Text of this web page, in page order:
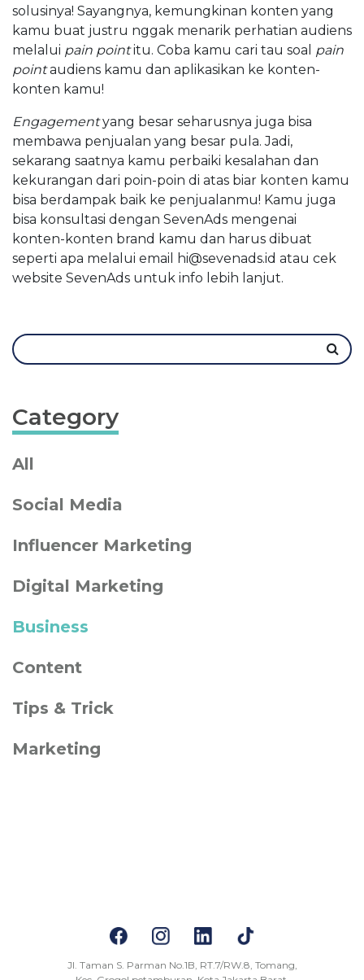
solusinya! Sayangnya, kemungkinan konten yang
kamu buat justru nggak menarik perhatian audiens
melalui pain pointitu. Coba kamu cari tau soal pain
pointaudiens kamu dan aplikasikan ke konten-
konten kamu!
Engagementyang besar seharusnya juga bisa
membawa penjualan yang besar pula. Jadi,
sekarang saatnya kamu perbaiki kesalahan dan
kekurangan dari poin-poin di atas biar konten kamu
bisa berdampak baik ke penjualanmu! Kamu juga
bisa konsultasi dengan SevenAds mengenai
konten-konten brand kamu dan harus dibuat
seperti apa melalui email
hi@sevenads.id atau cek
website SevenAds untuk info lebih lanjut.
Category
All
Social Media
Influencer Marketing
Digital Marketing
Business
Content
Tips & Trick
Marketing
Jl. Taman S. Parman No.1B, RT.7/RW.8, Tomang,